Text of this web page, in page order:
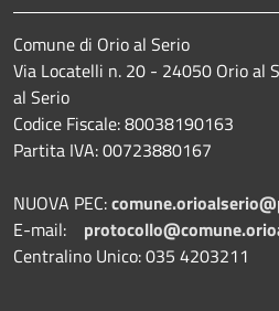
Comune di Orio al Serio
Via Locatelli n. 20 - 24050 Orio al
al Serio
Codice Fiscale: 80038190163
Partita IVA: 00723880167
NUOVA PEC:
E-mail:
Centralino Unico: 035 4203211